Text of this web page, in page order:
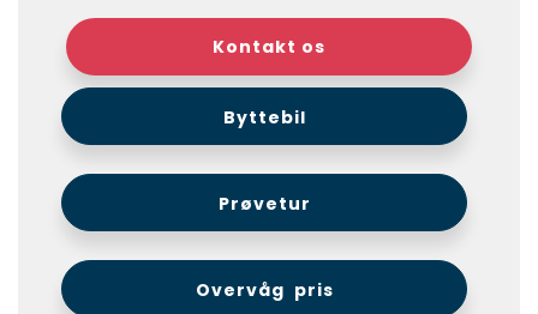
Kontakt os
Byttebil
Prøvetur
Overvåg pris